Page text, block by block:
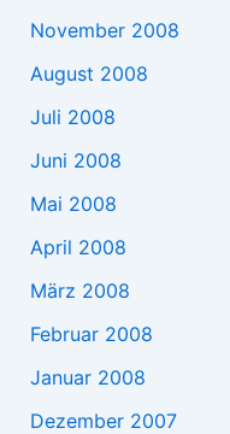
November 2008
August 2008
Juli 2008
Juni 2008
Mai 2008
April 2008
März 2008
Februar 2008
Januar 2008
Dezember 2007